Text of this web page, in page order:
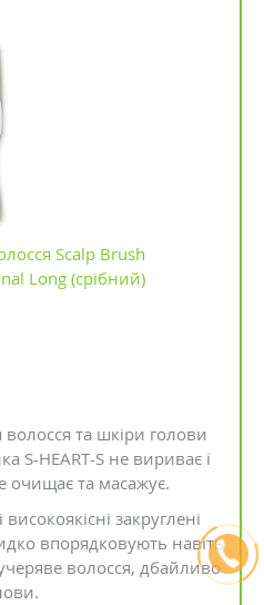
Scalp Brush
Long (срібний)
та шкіри голови
S-HEART-S не вириває і
очищає та масажує.
закруглені
впорядковують навіть
волосся, дбайливо